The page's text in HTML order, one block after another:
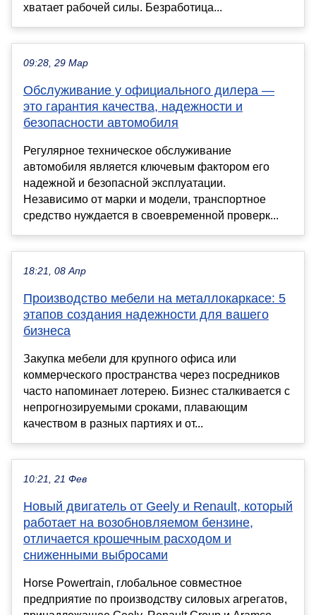
хватает рабочей силы. Безработица...
09:28, 29 Мар
Обслуживание у официального дилера —
это гарантия качества, надежности и
безопасности автомобиля
Регулярное техническое обслуживание
автомобиля является ключевым фактором его
надежной и безопасной эксплуатации.
Независимо от марки и модели, транспортное
средство нуждается в своевременной проверк...
18:21, 08 Апр
Производство мебели на металлокаркасе: 5
этапов создания надежности для вашего
бизнеса
Закупка мебели для крупного офиса или
коммерческого пространства через посредников
часто напоминает лотерею. Бизнес сталкивается с
непрогнозируемыми сроками, плавающим
качеством в разных партиях и от...
10:21, 21 Фев
Новый двигатель от Geely и Renault, который
работает на возобновляемом бензине,
отличается крошечным расходом и
сниженными выбросами
Horse Powertrain, глобальное совместное
предприятие по производству силовых агрегатов,